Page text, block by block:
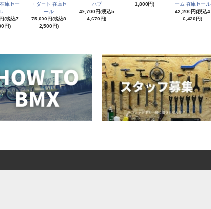
庫セー
(税込7
円)
・ダート 在庫セ
ール
75,000円(税込8
2,500円)
ハブ
49,700円(税込5
4,670円)
1,800円)
ーム 在庫セール
42,200円(税込4
6,420円)